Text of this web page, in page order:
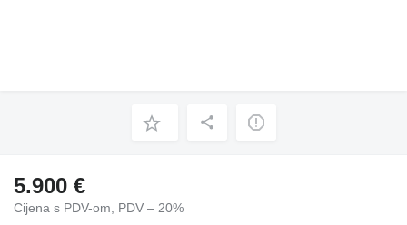
5.900 €
Cijena s PDV-om, PDV – 20%